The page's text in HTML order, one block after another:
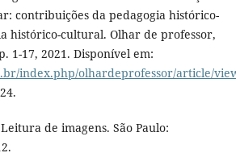
contribuições da pedagogia histórico-
histórico-cultural. Olhar de professor,
1-17, 2021. Disponível em:
index.php/olhardeprofessor/article/
de imagens. São Paulo: